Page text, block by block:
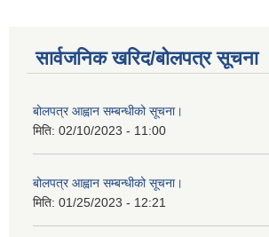
सार्वजनिक खरिद/बोलपत्र सूचना
बोलपत्र आह्वान सम्बन्धीको सूचना।
मिति: 02/10/2023 - 11:00
बोलपत्र आह्वान सम्बन्धीको सूचना।
मिति: 01/25/2023 - 12:21